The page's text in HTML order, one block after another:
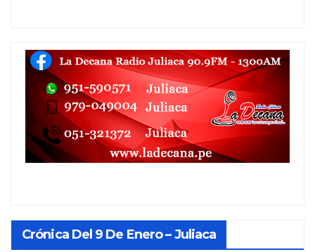
Crónica Del 9 De Enero – Juliaca